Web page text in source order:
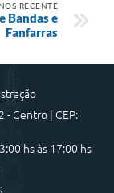
RECENTE
Bandas e
Fanfarras
- Centro | CEP:
hs às 17:00 hs